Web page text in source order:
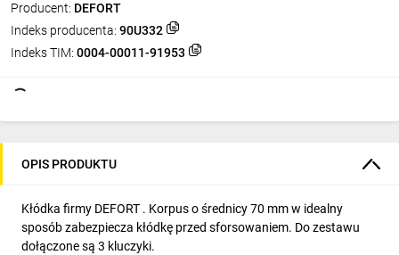
Producent: DEFORT
Indeks producenta: 90U332
Indeks TIM: 0004-00011-91953
OPIS PRODUKTU
Kłódka firmy DEFORT . Korpus o średnicy 70 mm w idealny
sposób zabezpiecza kłódkę przed sforsowaniem. Do zestawu
dołączone są 3 kluczyki.